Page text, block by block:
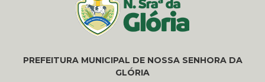
PREFEITURA MUNICIPAL DE NOSSA SENHORA DA
GLÓRIA